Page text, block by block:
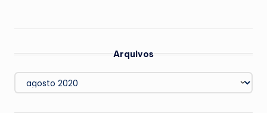
Arquivos
Arquivos